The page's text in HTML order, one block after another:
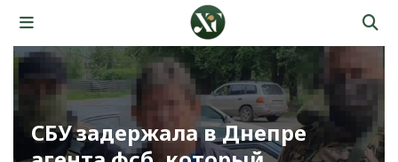
СБУ задержала в Днепре